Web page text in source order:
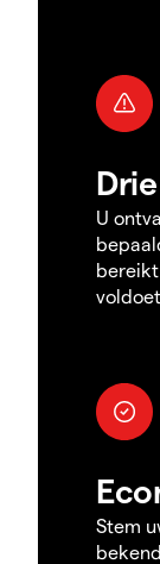
U
voldoet
Stem